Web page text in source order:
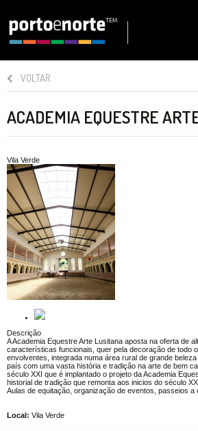
VOLTAR
ACADEMIA EQUESTRE
Vila Verde
Descrição
A Academia Equestre Arte Lusitana aposta na oferta de
características funcionais, quer pela decoração de todo
envolventes, integrada numa área rural de grande
país com uma vasta história e tradição na arte de bem
século XXI que é implantado o projeto da Academia
historial de tradição que remonta aos inicios do século
Aulas de equitação, organização de eventos, passeios a
Local: Vila Verde